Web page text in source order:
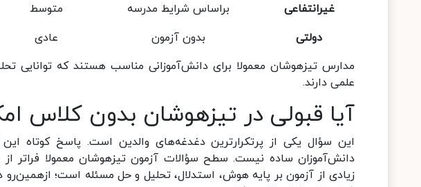
غیرانتفاعی
براساس شرایط مدرسه متوسط
دولتی
بدون آزمون عادی
مدارس تیزهوشان معمولا برای دانش‌آموزانی مناسب هستند که توانایی
علمی دارند.
آیا قبولی در تیزهوشان بدون کلاس
این سؤال یکی از پرتکرارترین دغدغه‌های والدین است. پاسخ کوتاه
دانش‌آموزان ساده نیست. سطح سؤالات آزمون تیزهوشان معمولا
زیادی از آزمون بر پایه هوش، استدلال، تحلیل و حل مسئله است؛